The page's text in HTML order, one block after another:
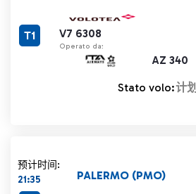
V7 6308
Operato da:
AZ 340
T1
Stato volo:计划
预计时间:
21:35
PALERMO (PMO)